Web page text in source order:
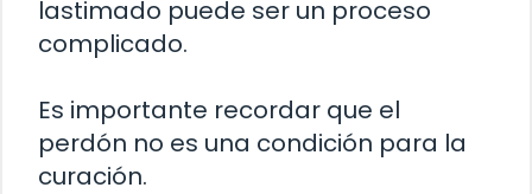
lastimado puede ser un proceso
complicado.
Es importante recordar que el
perdón no es una condición para la
curación.